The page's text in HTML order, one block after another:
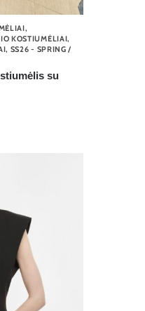
,
KOSTIUMĖLIAI,
, SS26 - SPRING /
su